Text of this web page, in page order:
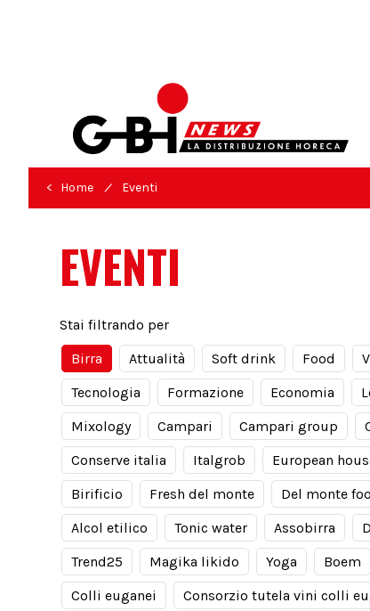
< Home / Eventi
EVENTI
Stai filtrando per
Birra
Attualità Soft drink Food
Tecnologia
Formazione Economia
Mixology
Campari Campari group
Conserve italia
Italgrob European
Birificio
Fresh del monte Del monte
Alcol etilico
Tonic water Assobirra
Trend25
Magika likido Yoga Boem
Colli euganei
Consorzio tutela vini colli